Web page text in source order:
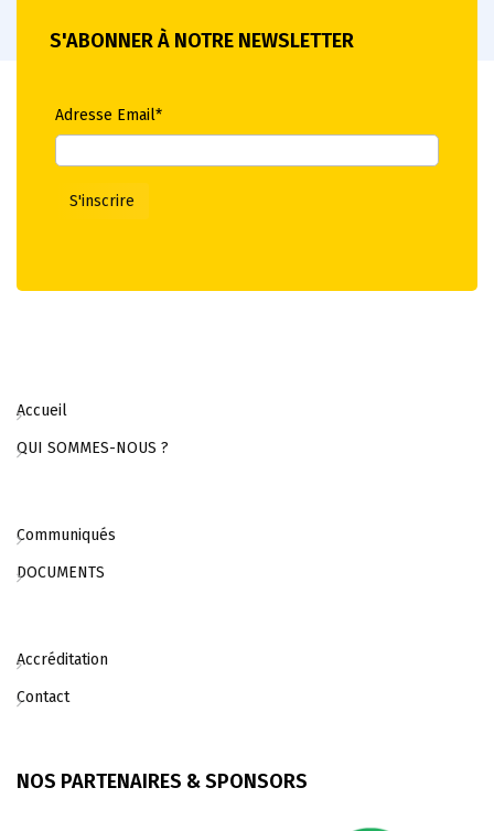
S'ABONNER À NOTRE NEWSLETTER
Adresse Email*
Accueil
QUI SOMMES-NOUS ?
Communiqués
DOCUMENTS
Accréditation
Contact
NOS PARTENAIRES & SPONSORS